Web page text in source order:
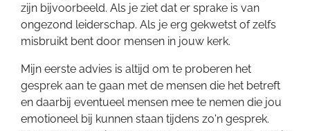
zijn bijvoorbeeld. Als je ziet dat er sprake is van
ongezond leiderschap. Als je erg gekwetst of zelfs
misbruikt bent door mensen in jouw kerk.
Mijn eerste advies is altijd om te proberen het
gesprek aan te gaan met de mensen die het betreft
en daarbij eventueel mensen mee te nemen die jou
emotioneel bij kunnen staan tijdens zo'n gesprek.